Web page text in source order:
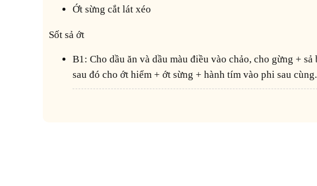
Ớt sừng cắt lát xéo
Sốt sả ớt
B1: Cho dầu ăn và dầu màu điều vào chảo, cho gừng + sả băm vào phi thơm,
sau đó cho ớt hiểm + ớt sừng + hành tím vào phi sau cùng.